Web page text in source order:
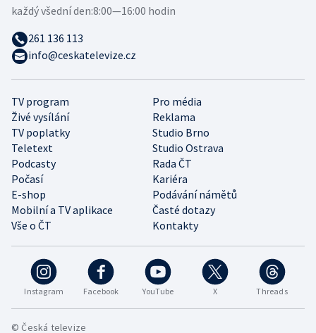
Instagram Facebook YouTube X Threads
TV program
Pro média
Živé vysílání
Reklama
TV poplatky
Studio Brno
Teletext
Studio Ostrava
Podcasty
Rada ČT
Počasí
Kariéra
E-shop
Podávání námětů
Mobilní a TV aplikace
Časté dotazy
Vše o ČT
Kontakty
každý všední den:8:00—16:00 hodin
261 136 113
info@ceskatelevize.cz
© Česká televize